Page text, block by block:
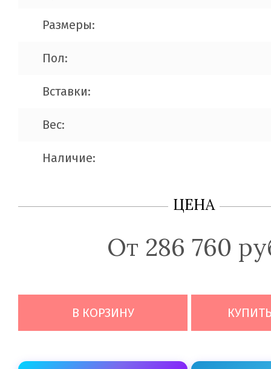
Размеры:
Пол:
Вставки:
Вес:
Наличие:
ЦЕНА
От 286 760
В КОРЗИНУ